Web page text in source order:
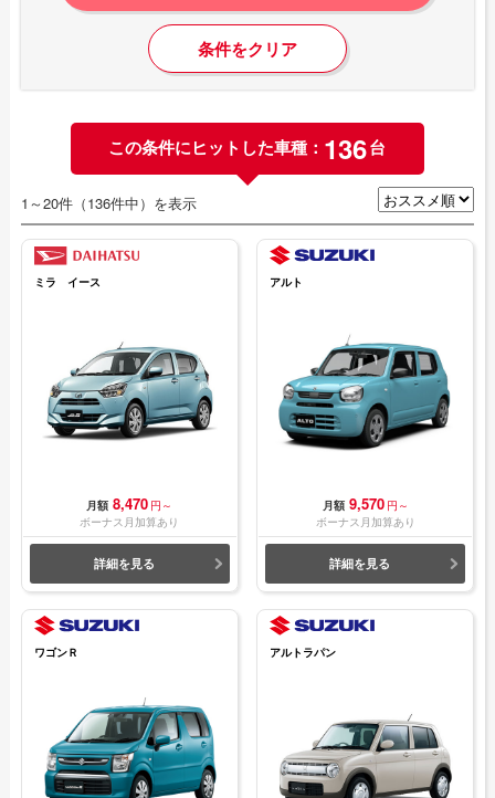
条件をクリア
この条件にヒットした車種： 136台
1～20件（136件中）を表示
ミラ イース
月額 8,470 円～
ボーナス月加算あり
詳細を見る
アルト
月額 9,570 円～
ボーナス月加算あり
詳細を見る
ワゴンＲ アルトラパン